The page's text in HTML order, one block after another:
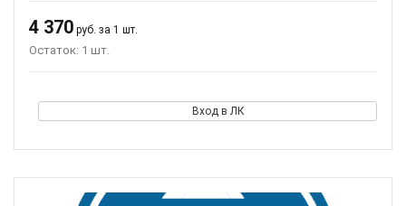
4 370 руб. за 1 шт.
Остаток: 1 шт.
Вход в ЛК